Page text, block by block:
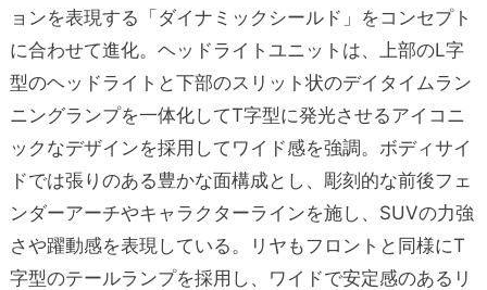
ョンを表現する「ダイナミックシールド」をコンセプト
に合わせて進化。ヘッドライトユニットは、上部のL字
型のヘッドライトと下部のスリット状のデイタイムラン
ニングランプを一体化してT字型に発光させるアイコニ
ックなデザインを採用してワイド感を強調。ボディサイ
ドでは張りのある豊かな面構成とし、彫刻的な前後フェ
ンダーアーチやキャラクターラインを施し、SUVの力強
さや躍動感を表現している。リヤもフロントと同様にT
字型のテールランプを採用し、ワイドで安定感のあるリ